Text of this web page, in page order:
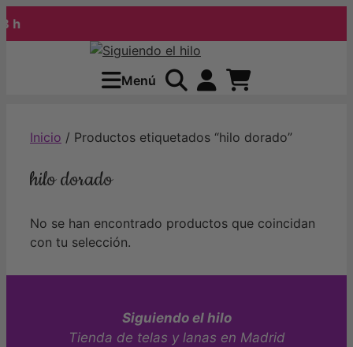
Menú
Inicio / Productos etiquetados “hilo dorado”
hilo dorado
No se han encontrado productos que coincidan
con tu selección.
Siguiendo el hilo
Tienda de telas y lanas en Madrid